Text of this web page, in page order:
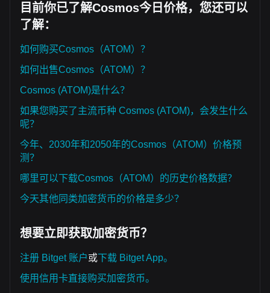
目前你已了解Cosmos今日价格，您还可以
了解：
如何购买Cosmos（ATOM）？
如何出售Cosmos（ATOM）？
Cosmos (ATOM)是什么？
如果您购买了主流币种 Cosmos (ATOM)，会发生什么
呢？
今年、2030年和2050年的Cosmos（ATOM）价格预
测？
哪里可以下载Cosmos（ATOM）的历史价格数据？
今天其他同类加密货币的价格是多少？
想要立即获取加密货币？
注册 Bitget 账户或下载 Bitget App。
使用信用卡直接购买加密货币。